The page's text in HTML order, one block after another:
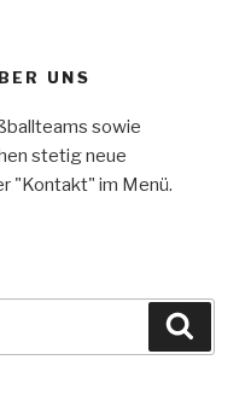
UNS
sowie
stetig neue
"Kontakt" im Menü.